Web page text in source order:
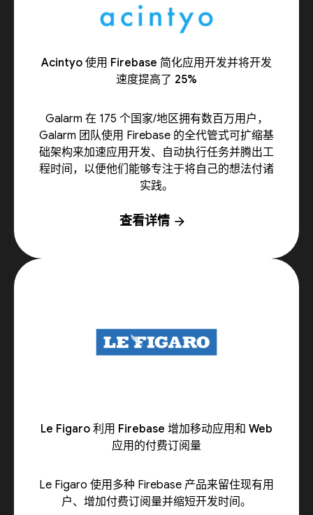
Acintyo 使用 Firebase 简化应用开发并将开发
速度提高了 25%
Galarm 在 175 个国家/地区拥有数百万用户，
Galarm 团队使用 Firebase 的全代管式可扩缩基
础架构来加速应用开发、自动执行任务并腾出工
程时间，以便他们能够专注于将自己的想法付诸
实践。
查看详情 arrow_forward
Le Figaro 利用 Firebase 增加移动应用和 Web
应用的付费订阅量
Le Figaro 使用多种 Firebase 产品来留住现有用
户、增加付费订阅量并缩短开发时间。